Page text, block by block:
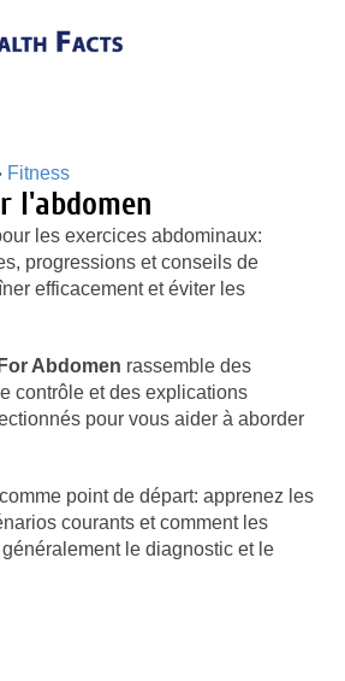
Fitness
l'abdomen
les exercices abdominaux:
progressions et conseils de
efficacement et éviter les
Abdomen rassemble des
contrôle et des explications
pour vous aider à aborder
point de départ: apprenez les
courants et comment les
le diagnostic et le